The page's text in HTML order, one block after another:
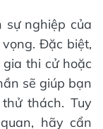
sự nghiệp của
Đặc biệt,
thi cử hoặc
sẽ giúp bạn
thách. Tuy
hãy cẩn